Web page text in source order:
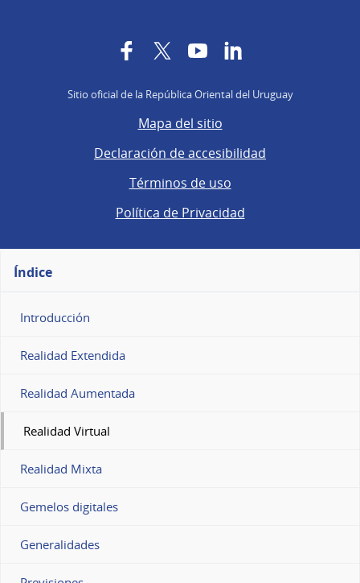
FacebookTwitterYouTube
Sitio oficial de la República Oriental del Uruguay
Mapa del sitio
Declaración de accesibilidad
Términos de uso
Política de Privacidad
Índice
Introducción
Realidad Extendida
Realidad Aumentada
Realidad Virtual
Realidad Mixta
Gemelos digitales
Generalidades